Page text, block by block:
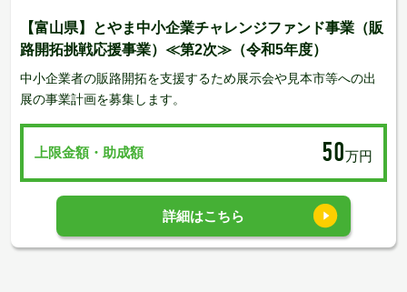
【富山県】とやま中小企業チャレンジファンド事業（販
路開拓挑戦応援事業）≪第2次≫（令和5年度）
中小企業者の販路開拓を支援するため展示会や見本市等への出
展の事業計画を募集します。
上限金額・助成額 50万円
詳細はこちら